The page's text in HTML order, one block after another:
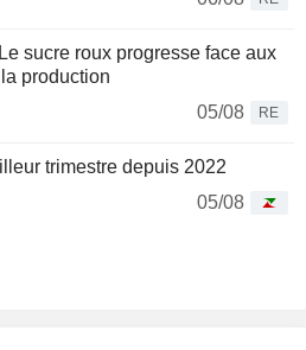
sucre roux progresse face aux
production
05/08
RE
trimestre depuis 2022
05/08